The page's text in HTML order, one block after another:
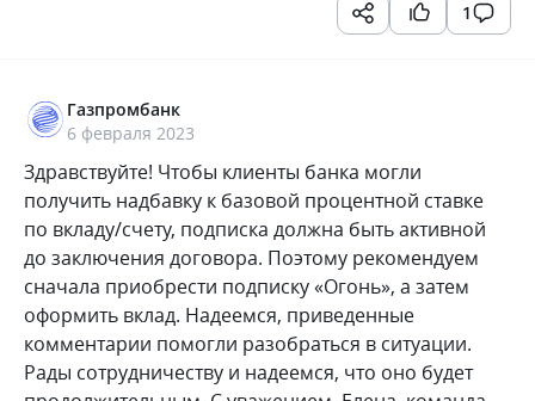
1
Газпромбанк
6 февраля 2023
Здравствуйте! Чтобы клиенты банка могли
получить надбавку к базовой процентной ставке
по вкладу/счету, подписка должна быть активной
до заключения договора. Поэтому рекомендуем
сначала приобрести подписку «Огонь», а затем
оформить вклад. Надеемся, приведенные
комментарии помогли разобраться в ситуации.
Рады сотрудничеству и надеемся, что оно будет